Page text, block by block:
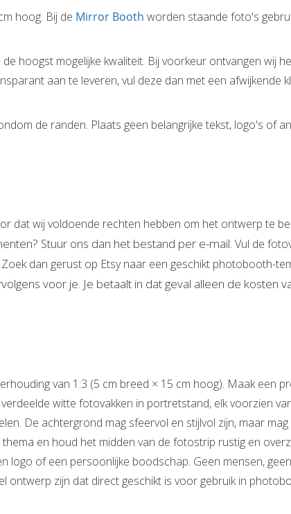
hoog. Bij de Mirror Booth worden staande foto's
hoogst mogelijke kwaliteit. Bij voorkeur ontvangen wij
aan te leveren, vul deze dan met een afwijkende
de randen. Plaats geen belangrijke tekst, logo's of
dat wij voldoende rechten hebben om het ontwerp te
Stuur ons dan het bestand per e-mail. Vul de
dan gerust op Etsy naar een geschikt photobooth-
voor je. Je betaalt in dat geval alleen de kosten
van 1:3 (5 cm breed × 15 cm hoog). Maak een
witte fotovakken in portretstand, elk voorzien
De achtergrond mag sfeervol en stijlvol zijn, maar
en houd het midden van de fotostrip rustig en
logo of een persoonlijke boodschap. Geen mensen,
ontwerp zijn dat direct geschikt is voor gebruik in